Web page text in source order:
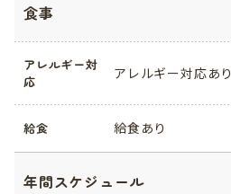
食事
アレルギー対
応
アレルギー対応あり
給食 給食あり
年間スケジュール